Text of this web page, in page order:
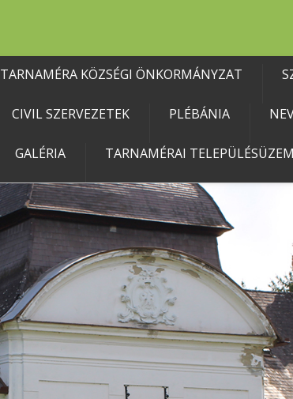
TARNAMÉRA KÖZSÉGI ÖNKORMÁNYZAT
CIVIL SZERVEZETEK PLÉBÁNIA
GALÉRIA TARNAMÉRAI